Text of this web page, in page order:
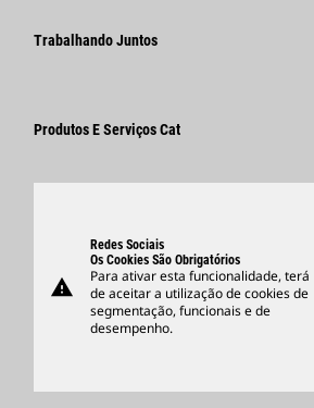
Código De Conduta
Inovação
Por Que A Caterpillar?
Trabalhando Juntos
Fornecedores
Produtos E Serviços Cat
Suporte
Merchandise
Encontrar Um Revendedor
warning
Redes Sociais
Os Cookies São Obrigatórios
Para ativar esta funcionalidade, terá
de aceitar a utilização de cookies de
segmentação, funcionais e de
desempenho.